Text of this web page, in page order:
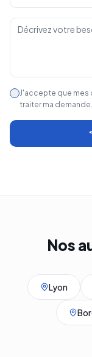
J'accepte que mes
traiter ma demande.
Nos
Lyon